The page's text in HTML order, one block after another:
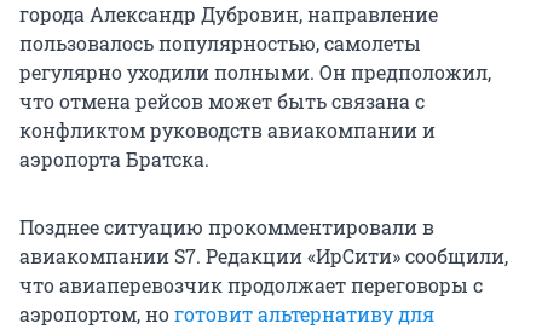
города Александр Дубровин, направление
пользовалось популярностью, самолеты
регулярно уходили полными. Он предположил,
что отмена рейсов может быть связана с
конфликтом руководств авиакомпании и
аэропорта Братска.
Позднее ситуацию прокомментировали в
авиакомпании S7. Редакции «ИрСити» сообщили,
что авиаперевозчик продолжает переговоры с
аэропортом, ноготовит альтернативу для